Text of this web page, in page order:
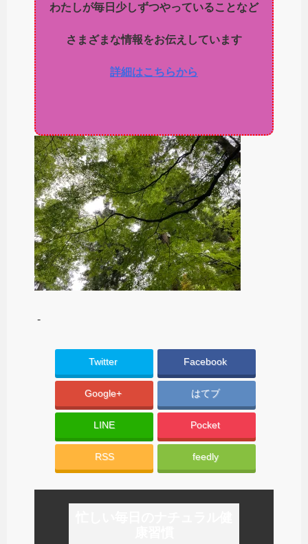
わたしが毎日少しずつやっていることなど
さまざまな情報をお伝えしています
詳細はこちらから
-
Twitter Facebook
Google+ はてブ
LINE Pocket
RSS feedly